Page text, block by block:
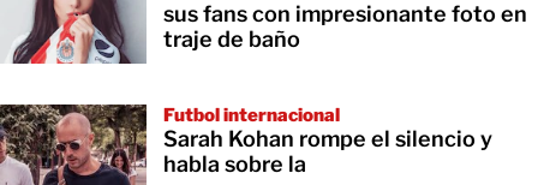
sus fans con impresionante foto en
traje de baño
Futbol internacional
Sarah Kohan rompe el silencio y
habla sobre la